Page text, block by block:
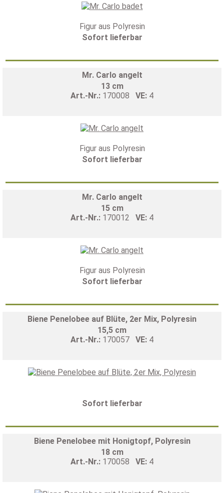
Figur aus Polyresin
Sofort lieferbar
Mr. Carlo angelt
13 cm
Art.-Nr.: 170008 VE: 4
Figur aus Polyresin
Sofort lieferbar
Mr. Carlo angelt
15 cm
Art.-Nr.: 170012 VE: 4
Figur aus Polyresin
Sofort lieferbar
Biene Penelobee auf Blüte, 2er Mix, Polyresin
15,5 cm
Art.-Nr.: 170057 VE: 4
Sofort lieferbar
Biene Penelobee mit Honigtopf, Polyresin
18 cm
Art.-Nr.: 170058 VE: 4